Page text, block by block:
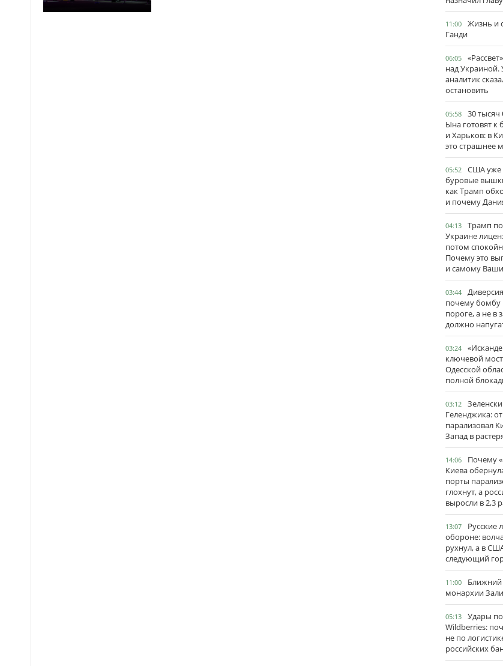
11:00
Жизнь и
Ганди
06:05
над Украиной.
аналитик
остановить
05:58
30
Ына готовят к
и Харьков: в
это страшнее
05:52
США уже
буровые
как Трамп
и почему
04:13
Трамп
Украине
потом
Почему это
и самому
03:44
почему бомбу
пороге, а не в
должно
03:24
ключевой
Одесской
полной
03:12
Геленджика:
парализовал
Запад в
14:06
Почему
Киева
порты
глохнут, а
выросли в 2,3
13:07
Русские
обороне:
рухнул, а в
следующий
11:00
Ближний
монархии
05:13
Удары
Wildberries:
не по
российских